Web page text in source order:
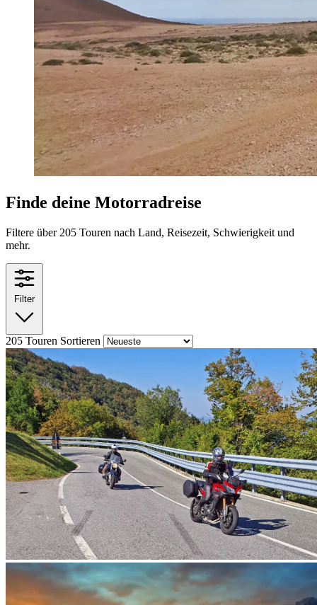
Finde deine Motorradreise
Filtere über 205 Touren nach Land, Reisezeit, Schwierigkeit und
mehr.
Filter
205 Touren Sortieren